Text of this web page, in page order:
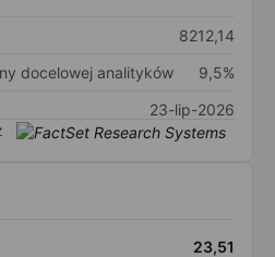
8212,14
docelowej analityków
9,5%
23-lip-2026
23,51